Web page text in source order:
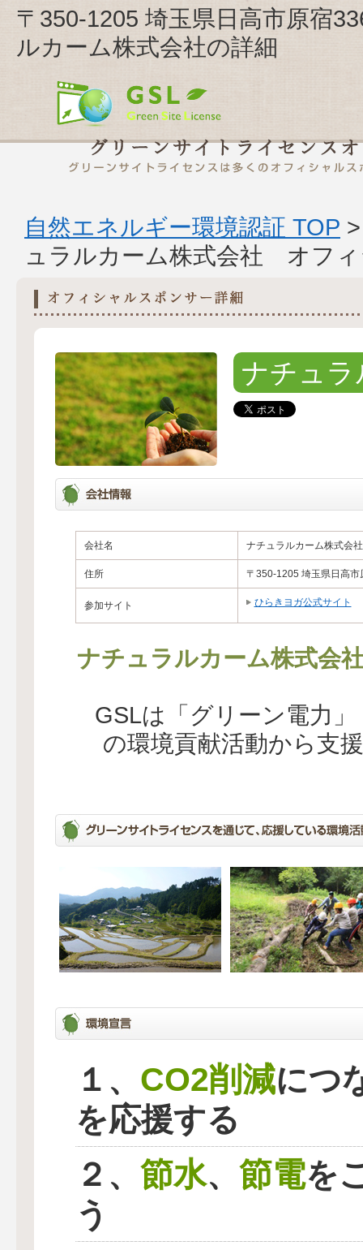
〒350-1205 埼玉県日高市原宿
ルカーム株式会社の詳細
自然エネルギー環境認証 TOP
ュラルカーム株式会社 オフ
ナチュラ
会社名 ナチュラルカーム株式会社
住所 〒350-1205 埼玉県日高
参加サイト ひらきヨガ公式サイト
ナチュラルカーム株式会
GSLは「グリーン電力
の環境貢献活動から支
１、 CO2削減につ
を応援する
２、 節水、 節電を
う